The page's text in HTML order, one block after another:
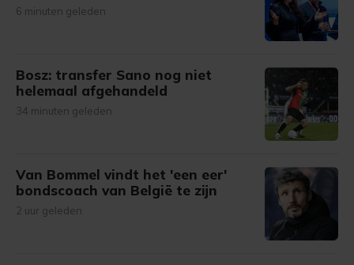
6 minuten geleden
Bosz: transfer Sano nog niet
helemaal afgehandeld
34 minuten geleden
Van Bommel vindt het 'een eer'
bondscoach van België te zijn
2 uur geleden